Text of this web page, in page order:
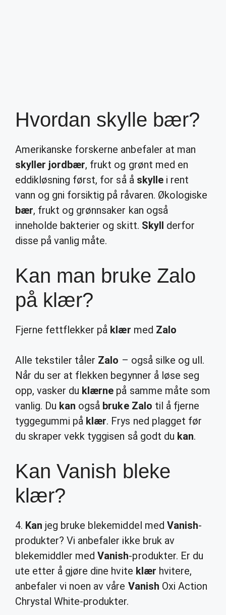
Hvordan skylle bær?
Amerikanske forskerne anbefaler at man
skyller jordbær, frukt og grønt med en
eddikløsning først, for så å skyllei rent
vann og gni forsiktig på råvaren. Økologiske
bær, frukt og grønnsaker kan også
inneholde bakterier og skitt. Skyll derfor
disse på vanlig måte.
Kan man bruke Zalo
på klær?
Fjerne fettflekker på klær med Zalo
Alle tekstiler tåler Zalo – også silke og ull.
Når du ser at flekken begynner å løse seg
opp, vasker du klærne på samme måte som
vanlig. Du kan også bruke Zalo til å fjerne
tyggegummi på klær. Frys ned plagget før
du skraper vekk tyggisen så godt du kan.
Kan Vanish bleke
klær?
4. Kan jeg bruke blekemiddel med Vanish-
produkter? Vi anbefaler ikke bruk av
blekemiddler medVanish-produkter. Er du
ute etter å gjøre dine hvite klær hvitere,
anbefaler vi noen av våre Vanish Oxi Action
Chrystal White-produkter.